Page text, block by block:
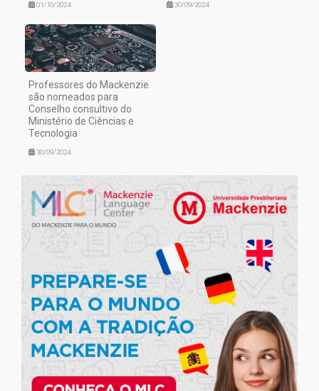
01/10/2024 30/09/2024
Professores do Mackenzie
são nomeados para
Conselho consultivo do
Ministério de Ciências e
Tecnologia
30/09/2024